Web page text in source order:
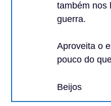
também nos
guerra.
Aproveita o
pouco do
Beijos